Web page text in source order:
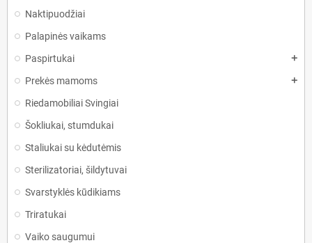
Naktipuodžiai
Palapinės vaikams
Paspirtukai
add
Prekės mamoms add
Riedamobiliai Svingiai
Šokliukai, stumdukai
Staliukai su kėdutėmis
Sterilizatoriai, šildytuvai
Svarstyklės kūdikiams
Triratukai
Vaiko saugumui